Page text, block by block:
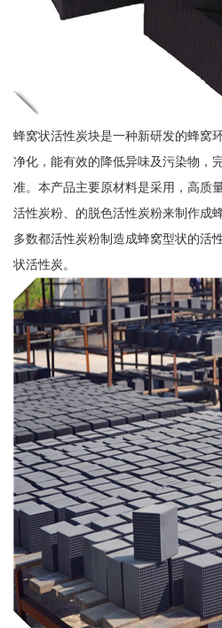
蜂窝状活性炭块是一种新研发的蜂窝
净化，能有效的降低异味及污染物，
准。本产品主要原材料是采用，高质
活性炭粉、的脱色活性炭粉来制作成
多数都活性炭粉制造成蜂窝型状的活
状活性炭。